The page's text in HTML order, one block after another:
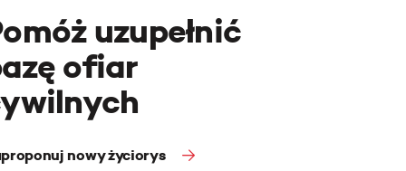
uzupełnić
ofiar
nowy życiorys